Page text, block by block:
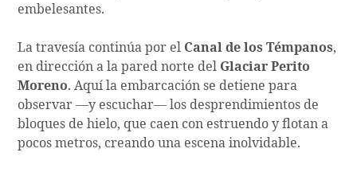
embelesantes.
La travesía continúa por el Canal de los Témpanos,
en dirección a la pared norte del Glaciar Perito
Moreno. Aquí la embarcación se detiene para
observar —y escuchar— los desprendimientos de
bloques de hielo, que caen con estruendo y flotan a
pocos metros, creando una escena inolvidable.